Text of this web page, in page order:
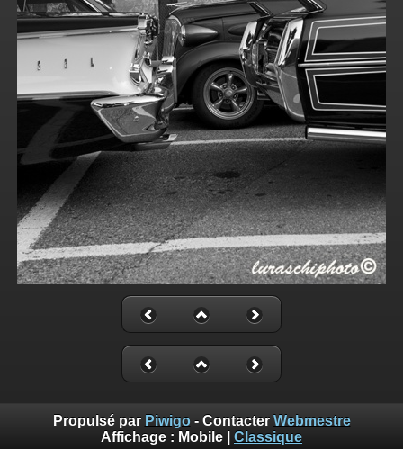
Propulsé par Piwigo- Contacter Webmestre
Affichage : Mobile Classique